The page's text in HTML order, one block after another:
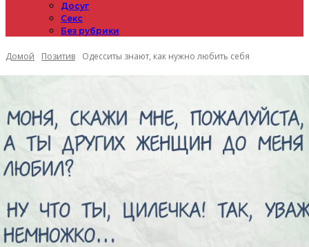
Досуг
Секс
Без рубрики
Домой Позитив Одесситы знают, как нужно любить себя